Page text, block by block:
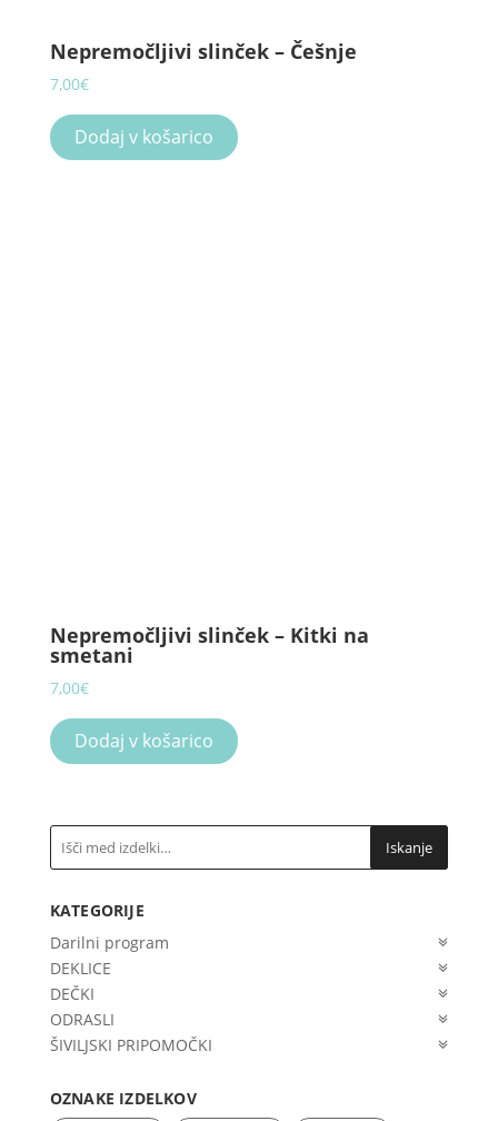
Nepremočljivi slinček – Češnje
7,00€
Dodaj v košarico
Nepremočljivi slinček – Kitki na
smetani
7,00€
Dodaj v košarico
Iskanje
KATEGORIJE
Darilni program
DEKLICE
DEČKI
ODRASLI
ŠIVILJSKI PRIPOMOČKI
OZNAKE IZDELKOV